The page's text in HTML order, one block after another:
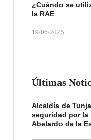
¿Cuándo se
la RAE
19/06/2025
Últimas
Alcaldía de
seguridad por la
Abelardo de la